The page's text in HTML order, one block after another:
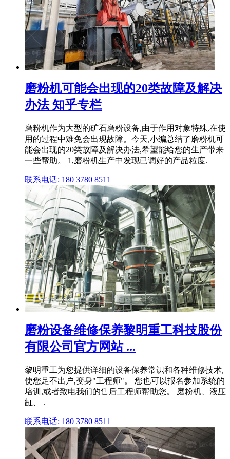
磨粉机可能会出现的20类故障及解决
办法 知乎专栏
磨粉机作为大型的矿石磨粉设备,由于作用对象特殊,在使
用的过程中难免会出现故障。今天,小编总结了磨粉机可
能会出现的20类故障及解决办法,希望能给您的生产带来
一些帮助。 1,磨粉机生产中发现已调好的产品粒度.
联系电话: 180 3780 8511
磨粉设备维修保养黎明重工科技股份
有限公司官方网站 ...
黎明重工为您提供详细的设备保养常识和各种维修技术,
使您足不出户,变身"工程师"。 您也可以报名参加系统的
培训,或者致电我们的售后工程师帮助您。 磨粉机、液压
缸、 .
联系电话: 180 3780 8511